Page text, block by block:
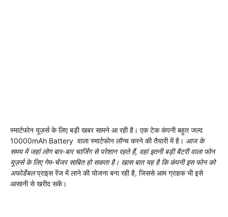
स्मार्टफोन यूज़र्स के लिए बड़ी खबर सामने आ रही है। एक टेक कंपनी बहुत जल्द
10000mAh Battery वाला स्मार्टफोन लॉन्च करने की तैयारी में है। आज के
समय में जहां लोग बार-बार चार्जिंग से परेशान रहते हैं, वहां इतनी बड़ी बैटरी वाला फोन
यूज़र्स के लिए गेम-चेंजर साबित हो सकता है। खास बात यह है कि कंपनी इस फोन को
अफोर्डेबलप्राइस रेंज में लाने की योजना बना रही है, जिससे आम ग्राहक भी इसे
आसानी से खरीद सकें।